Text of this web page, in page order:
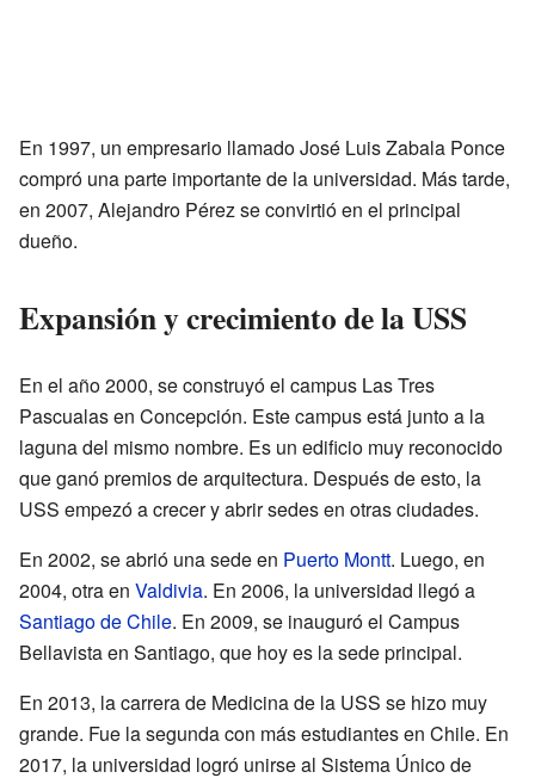
En 1997, un empresario llamado José Luis Zabala Ponce
compró una parte importante de la universidad. Más tarde,
en 2007, Alejandro Pérez se convirtió en el principal
dueño.
Expansión y crecimiento de la USS
En el año 2000, se construyó el campus Las Tres
Pascualas en Concepción. Este campus está junto a la
laguna del mismo nombre. Es un edificio muy reconocido
que ganó premios de arquitectura. Después de esto, la
USS empezó a crecer y abrir sedes en otras ciudades.
En 2002, se abrió una sede en Puerto Montt. Luego, en
2004, otra en Valdivia. En 2006, la universidad llegó a
Santiago de Chile. En 2009, se inauguró el Campus
Bellavista en Santiago, que hoy es la sede principal.
En 2013, la carrera de Medicina de la USS se hizo muy
grande. Fue la segunda con más estudiantes en Chile. En
2017, la universidad logró unirse al Sistema Único de